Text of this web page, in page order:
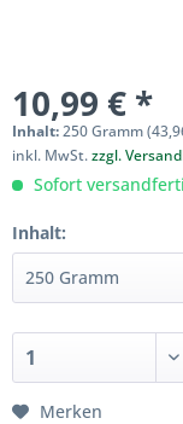
10,99 € *
Inhalt:250 Gramm
inkl. MwSt.zzgl.
Sofort
Inhalt:
Merken